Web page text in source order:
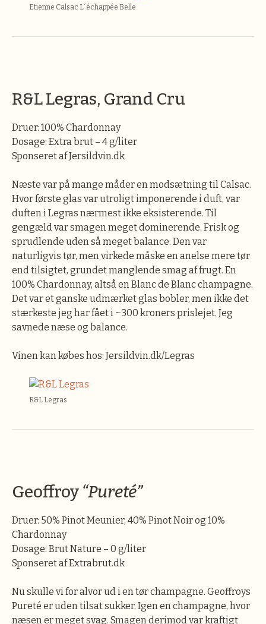
Etienne Calsac L´échappée Belle
R&L Legras, Grand Cru
Druer: 100% Chardonnay
Dosage: Extra brut – 4 g/liter
Sponseret af Jersildvin.dk
Næste var på mange måder en modsætning til Calsac.
Hvor første glas var utroligt imponerende i duft, var
duften i Legras nærmest ikke eksisterende. Til
gengæld var smagen meget dominerende. Frisk og
sprudlende uden så meget balance. Den var
naturligvis tør, men virkede måske en anelse mere tør
end tilsigtet, grundet manglende smag af frugt. En
100% Chardonnay, altså en Blanc de Blanc champagne.
Det var et ganske udmærket glas bobler, men ikke det
stærkeste jeg har fået i ~300 kroners prislejet. Jeg
savnede næse og balance.
Vinen kan købes hos: Jersildvin.dk/Legras
R&L Legras
Geoffroy “Pureté”
Druer: 50% Pinot Meunier, 40% Pinot Noir og 10%
Chardonnay
Dosage: Brut Nature – 0 g/liter
Sponseret af Extrabrut.dk
Nu skulle vi for alvor ud i en tør champagne. Geoffroys
Pureté er uden tilsat sukker. Igen en champagne, hvor
næsen er meget svag. Smagen derimod var kraftigt